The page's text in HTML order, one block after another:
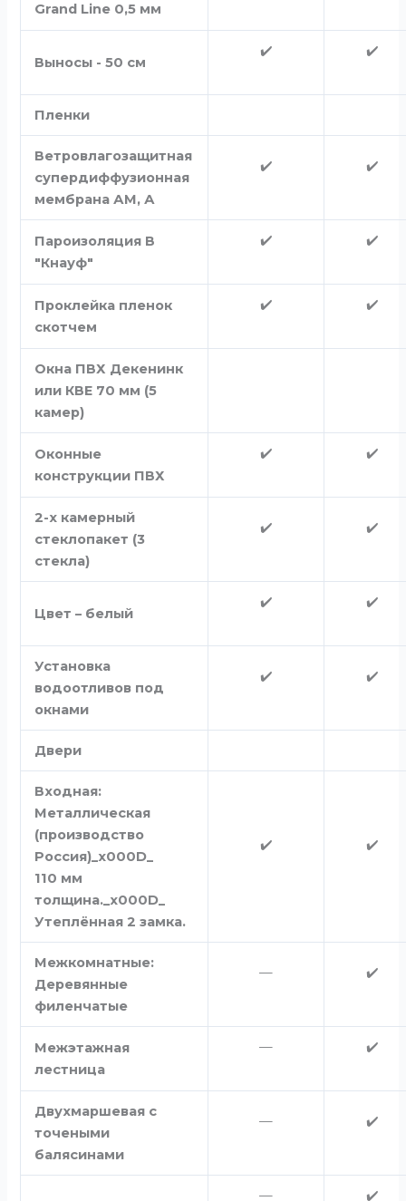
Grand Line 0,5 мм
Выносы - 50 см
✔️ ✔️
Пленки
Ветровлагозащитная
супердиффузионная
мембрана АМ, А
✔️ ✔️
Пароизоляция В
"Кнауф"
✔️ ✔️
Проклейка пленок
скотчем
✔️ ✔️
Окна ПВХ Декенинк
или КВЕ 70 мм (5
камер)
Оконные
конструкции ПВХ
✔️ ✔️
2-х камерный
стеклопакет (3
стекла)
✔️ ✔️
Цвет – белый
✔️ ✔️
Установка
водоотливов под
окнами
✔️ ✔️
Двери
Входная:
Металлическая
(производство
Россия)_x000D_
110 мм
толщина._x000D_
Утеплённая 2 замка.
✔️ ✔️
Межкомнатные:
Деревянные
филенчатые
— ✔️
Межэтажная
лестница
— ✔️
Двухмаршевая с
точеными
балясинами
— ✔️
— ✔️